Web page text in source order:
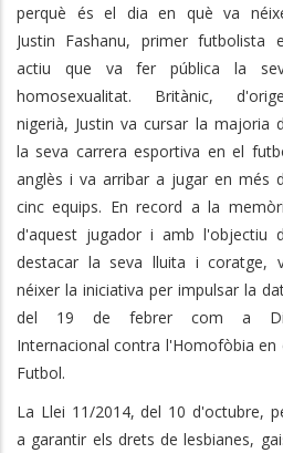
perquè és el dia en què va
Justin Fashanu, primer futbolista
actiu que va fer pública la
homosexualitat. Britànic,
nigerià, Justin va cursar la majoria
la seva carrera esportiva en el
anglès i va arribar a jugar en més
cinc equips. En record a la
d'aquest jugador i amb l'objectiu
destacar la seva lluita i coratge,
néixer la iniciativa per impulsar la
del 19 de febrer com a
Internacional contra l'Homofòbia en
Futbol.
La Llei 11/2014, del 10 d'octubre,
a garantir els drets de lesbianes,